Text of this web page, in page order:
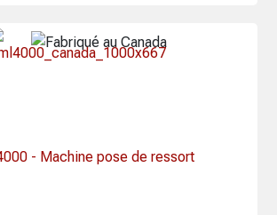
- Machine pose de ressort